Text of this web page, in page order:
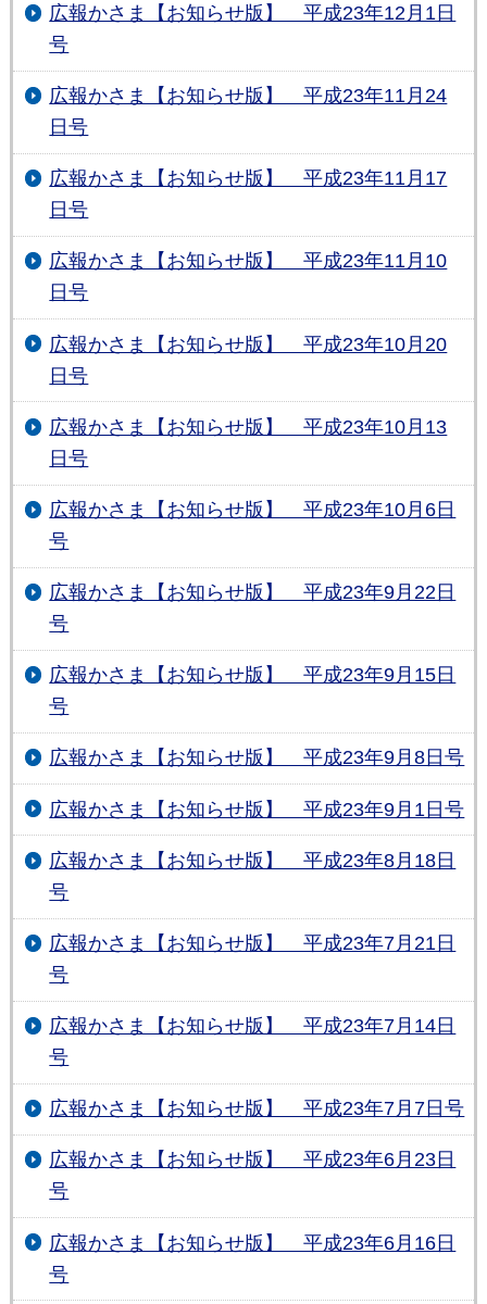
広報かさま【お知らせ版】 平成23年12月1日
号
広報かさま【お知らせ版】 平成23年11月24
日号
広報かさま【お知らせ版】 平成23年11月17
日号
広報かさま【お知らせ版】 平成23年11月10
日号
広報かさま【お知らせ版】 平成23年10月20
日号
広報かさま【お知らせ版】 平成23年10月13
日号
広報かさま【お知らせ版】 平成23年10月6日
号
広報かさま【お知らせ版】 平成23年9月22日
号
広報かさま【お知らせ版】 平成23年9月15日
号
広報かさま【お知らせ版】 平成23年9月8日号
広報かさま【お知らせ版】 平成23年9月1日号
広報かさま【お知らせ版】 平成23年8月18日
号
広報かさま【お知らせ版】 平成23年7月21日
号
広報かさま【お知らせ版】 平成23年7月14日
号
広報かさま【お知らせ版】 平成23年7月7日号
広報かさま【お知らせ版】 平成23年6月23日
号
広報かさま【お知らせ版】 平成23年6月16日
号